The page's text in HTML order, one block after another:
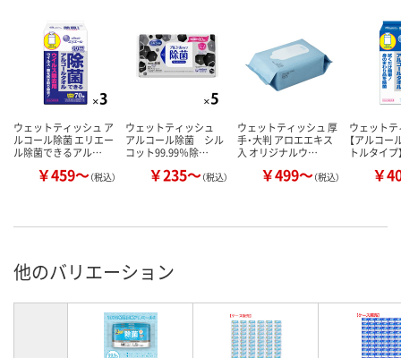
ウェットティッシュ ア
ルコール除菌 エリエー
ル除菌できるアル…
￥459～（税込）
ウェットティッシュ
アルコール除菌 シル
コット99.99％除…
￥235～（税込）
ウェットティッシュ 厚
手・大判 アロエエキス
入 オリジナルウ…
￥499～（税込）
ウェット
【アルコー
トルタイ
￥
他のバリエーション